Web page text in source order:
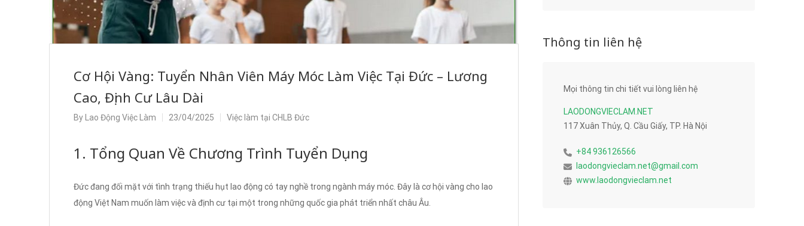
Cơ Hội Vàng: Tuyển Nhân Viên Máy Móc Làm Việc Tại Đức – Lương
Cao, Định Cư Lâu Dài
By Lao Động Việc Làm 23/04/2025 Việc làm tại CHLB Đức
1. Tổng Quan Về Chương Trình Tuyển Dụng
Đức đang đối mặt với tình trạng thiếu hụt lao động có tay nghề trong ngành máy móc. Đây là cơ hội vàng cho lao
động Việt Nam muốn làm việc và định cư tại một trong những quốc gia phát triển nhất châu Âu.
Thông tin liên hệ
Mọi thông tin chi tiết vui lòng liên hệ
LAODONGVIECLAM.NET
117 Xuân Thủy, Q. Cầu Giấy, TP. Hà Nội
+84 936126566
laodongvieclam.net@gmail.com
www.laodongvieclam.net